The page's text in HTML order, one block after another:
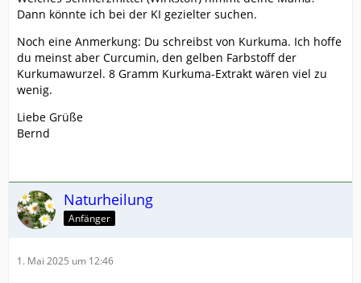
Dann könnte ich bei der KI gezielter suchen.
Noch eine Anmerkung: Du schreibst von Kurkuma. Ich hoffe
du meinst aber Curcumin, den gelben Farbstoff der
Kurkumawurzel. 8 Gramm Kurkuma-Extrakt wären viel zu
wenig.
Liebe Grüße
Bernd
Naturheilung
Anfänger
1. Mai 2025 um 12:46